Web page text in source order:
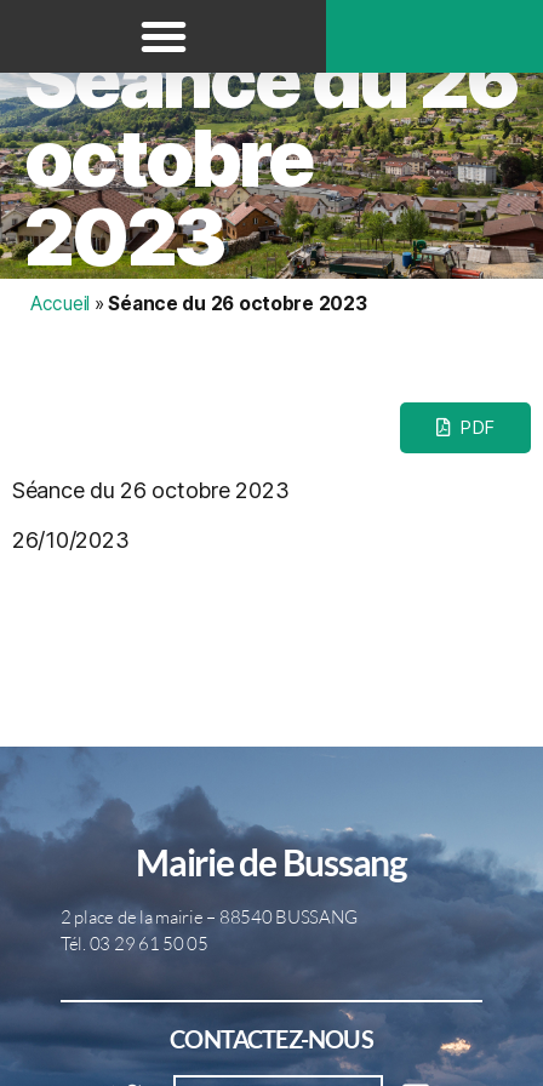
Séance du 26
octobre
2023
Accueil »Séance du 26 octobre 2023
PDF
Séance du 26 octobre 2023
26/10/2023
Mairie de Bussang
2 place de la mairie – 88540 BUSSANG
Tél. 03 29 61 50 05
CONTACTEZ-NOUS